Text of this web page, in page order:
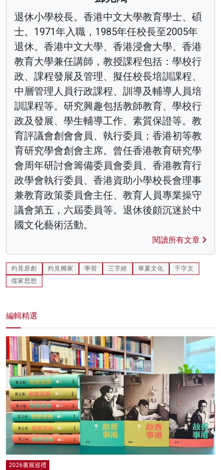
退休小學校長。香港中文大學教育學士、碩
士。1971年入職，1985年任校長至2005年
退休。香港中文大學、香港浸會大學、香港
教育大學兼任講師，教授課程包括：學校行
政、課程發展及管理、擬任校長培訓課程、
中層管理人員行政課程、訓導及輔導人員培
訓課程等。研究興趣包括教師教育、學校行
政及發展、學生輔導工作、素質保證等。教
育評議會創會會員、執行委員；香港初等教
育研究學會創會主席。曾任香港教育研究學
會周年研討會籌備委員會委員、香港教育行
政學會執行委員、香港資助小學校長會理事
兼教育政策委員會主任、教育人員專業操守
議會第五，六屆委員等。退休後頗沉迷於中
國文化藝術活動。
閱讀所有文章
灼見原創 灼見獨家 學習 三字經 華夏文化
千字文
儒家思想
編輯精選
2026書展巡禮